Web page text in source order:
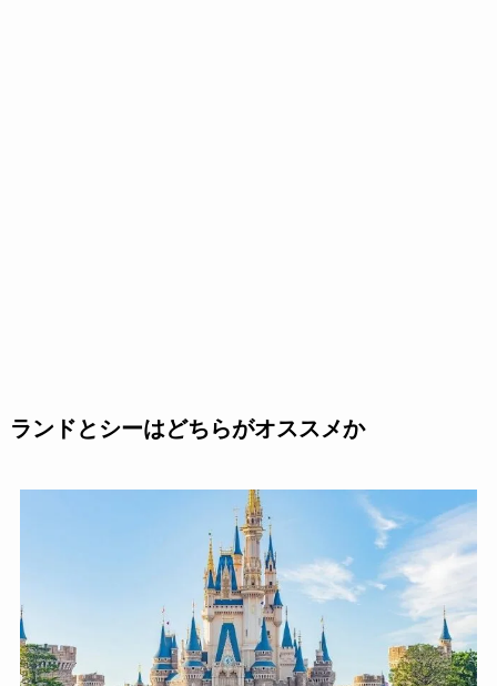
ランドとシーはどちらがオススメか